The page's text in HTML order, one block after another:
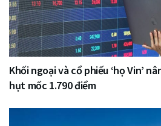
Khối ngoại và cổ phiếu ‘họ Vin’
hụt mốc 1.790 điểm